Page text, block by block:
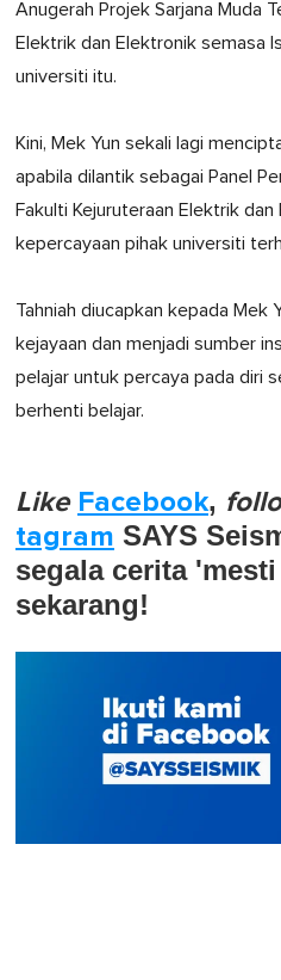
Anugerah Projek Sarjana Muda
Elektrik dan Elektronik semasa
universiti itu.
Kini, Mek Yun sekali lagi
apabila dilantik sebagai Panel
Fakulti Kejuruteraan Elektrik
kepercayaan pihak universiti
Tahniah diucapkan kepada Mek
kejayaan dan menjadi sumber
pelajar untuk percaya pada diri
berhenti belajar.
Like Facebook,
tagram SAYS
segala cerita
sekarang!